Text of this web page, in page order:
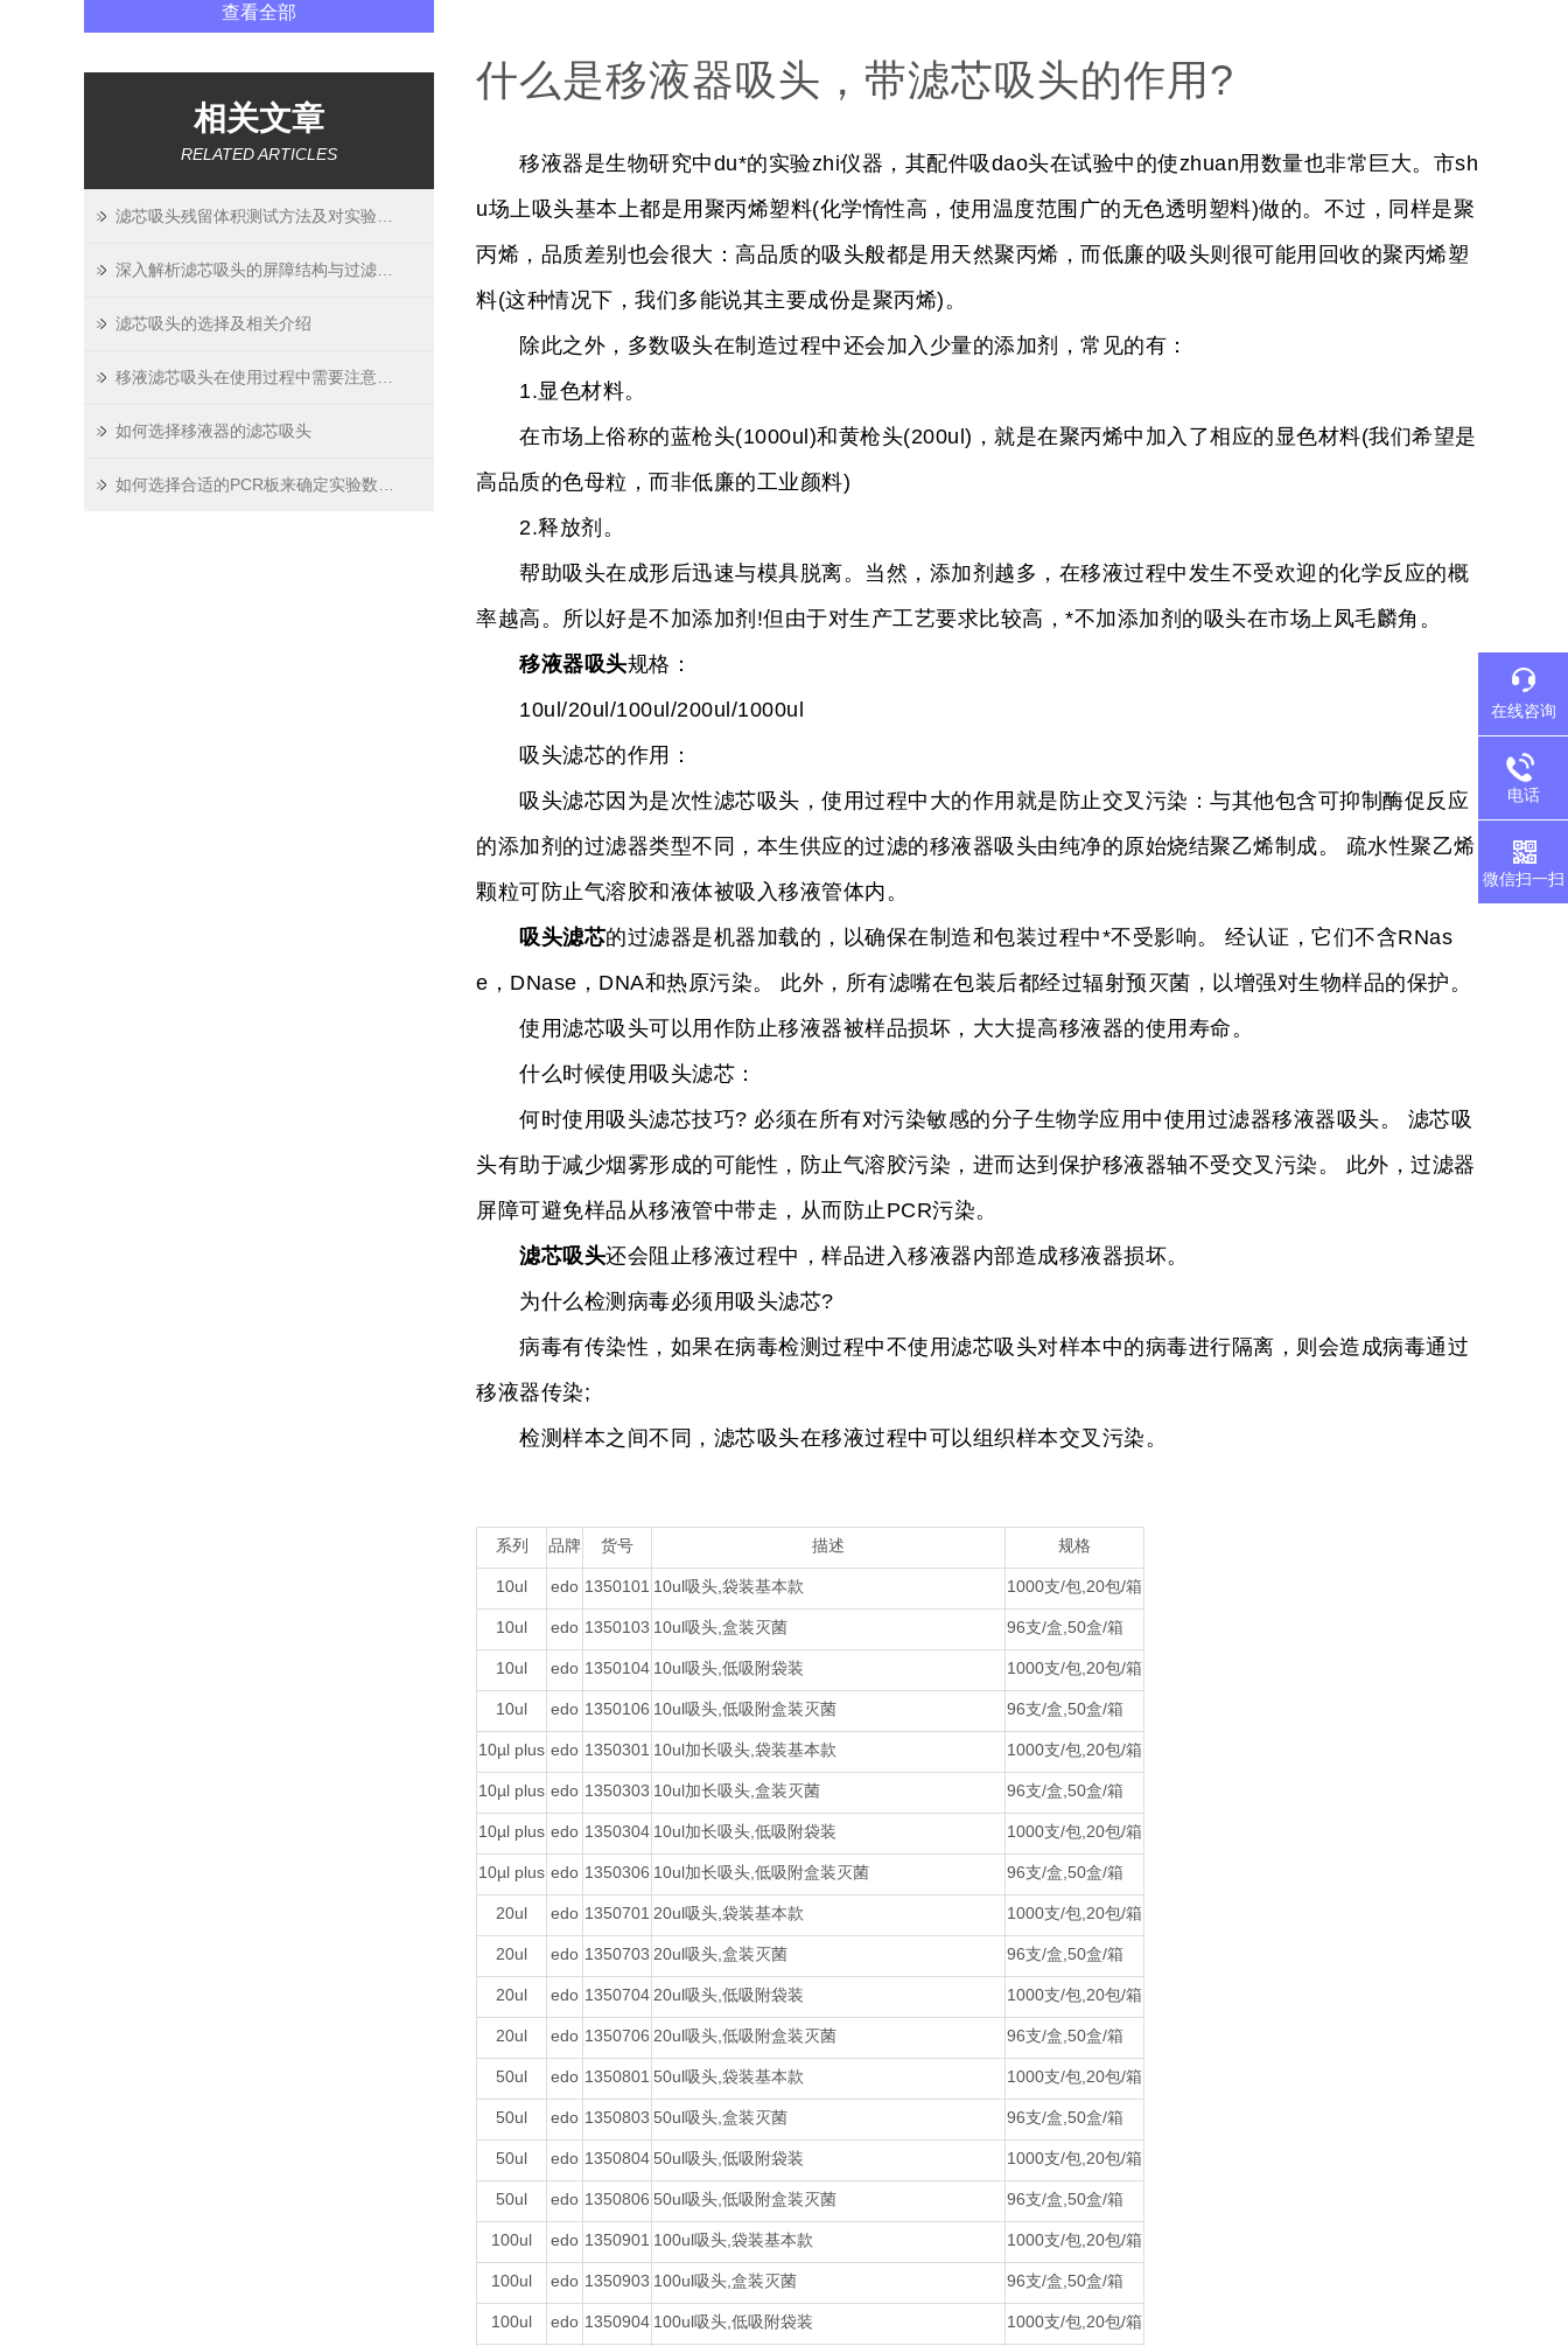
查看全部
相关文章
RELATED ARTICLES
滤芯吸头的选择及相关介绍
如何选择移液器的滤芯吸头
什么是移液器吸头，带滤芯吸头的作用?
移液器是生物研究中du*的实验zhi仪器，其配件吸dao头在试验中的使zhuan用数量也非常巨大。市sh
u场上吸头基本上都是用聚丙烯塑料(化学惰性高，使用温度范围广的无色透明塑料)做的。不过，同样是聚
丙烯，品质差别也会很大：高品质的吸头般都是用天然聚丙烯，而低廉的吸头则很可能用回收的聚丙烯塑
料(这种情况下，我们多能说其主要成份是聚丙烯)。
除此之外，多数吸头在制造过程中还会加入少量的添加剂，常见的有：
1.显色材料。
在市场上俗称的蓝枪头(1000ul)和黄枪头(200ul)，就是在聚丙烯中加入了相应的显色材料(我们希望是
高品质的色母粒，而非低廉的工业颜料)
2.释放剂。
帮助吸头在成形后迅速与模具脱离。当然，添加剂越多，在移液过程中发生不受欢迎的化学反应的概
率越高。所以好是不加添加剂!但由于对生产工艺要求比较高，*不加添加剂的吸头在市场上凤毛麟角。
移液器吸头规格：
10ul/20ul/100ul/200ul/1000ul
吸头滤芯的作用：
吸头滤芯因为是次性滤芯吸头，使用过程中大的作用就是防止交叉污染：与其他包含可抑制酶促反应
的添加剂的过滤器类型不同，本生供应的过滤的移液器吸头由纯净的原始烧结聚乙烯制成。 疏水性聚乙烯
颗粒可防止气溶胶和液体被吸入移液管体内。
吸头滤芯的过滤器是机器加载的，以确保在制造和包装过程中*不受影响。 经认证，它们不含RNas
e，DNase，DNA和热原污染。 此外，所有滤嘴在包装后都经过辐射预灭菌，以增强对生物样品的保护。
使用滤芯吸头可以用作防止移液器被样品损坏，大大提高移液器的使用寿命。
什么时候使用吸头滤芯：
何时使用吸头滤芯技巧? 必须在所有对污染敏感的分子生物学应用中使用过滤器移液器吸头。 滤芯吸
头有助于减少烟雾形成的可能性，防止气溶胶污染，进而达到保护移液器轴不受交叉污染。 此外，过滤器
屏障可避免样品从移液管中带走，从而防止PCR污染。
滤芯吸头还会阻止移液过程中，样品进入移液器内部造成移液器损坏。
为什么检测病毒必须用吸头滤芯?
病毒有传染性，如果在病毒检测过程中不使用滤芯吸头对样本中的病毒进行隔离，则会造成病毒通过
移液器传染;
检测样本之间不同，滤芯吸头在移液过程中可以组织样本交叉污染。
系列 品牌 货号 描述 规格
10ul edo 1350101 10ul吸头,袋装基本款 1000支/包,20包/箱
10ul edo 1350103 10ul吸头,盒装灭菌 96支/盒,50盒/箱
10ul edo 1350104 10ul吸头,低吸附袋装 1000支/包,20包/箱
10ul edo 1350106 10ul吸头,低吸附盒装灭菌 96支/盒,50盒/箱
10µl plus edo 1350301 10ul加长吸头,袋装基本款 1000支/包,20包/箱
10µl plus edo 1350303 10ul加长吸头,盒装灭菌 96支/盒,50盒/箱
10µl plus edo 1350304 10ul加长吸头,低吸附袋装 1000支/包,20包/箱
10µl plus edo 1350306 10ul加长吸头,低吸附盒装灭菌 96支/盒,50盒/箱
20ul edo 1350701 20ul吸头,袋装基本款 1000支/包,20包/箱
20ul edo 1350703 20ul吸头,盒装灭菌 96支/盒,50盒/箱
20ul edo 1350704 20ul吸头,低吸附袋装 1000支/包,20包/箱
20ul edo 1350706 20ul吸头,低吸附盒装灭菌 96支/盒,50盒/箱
50ul edo 1350801 50ul吸头,袋装基本款 1000支/包,20包/箱
50ul edo 1350803 50ul吸头,盒装灭菌 96支/盒,50盒/箱
50ul edo 135080450ul吸头,低吸附袋装 1000支/包,20包/箱
50ul edo 1350806 50ul吸头,低吸附盒装灭菌 96支/盒,50盒/箱
100ul edo 1350901 100ul吸头,袋装基本款 1000支/包,20包/箱
100ul edo 1350903 100ul吸头,盒装灭菌 96支/盒,50盒/箱
100ul edo 1350904 100ul吸头,低吸附袋装 1000支/包,20包/箱
在线咨询
电话
微信扫一扫